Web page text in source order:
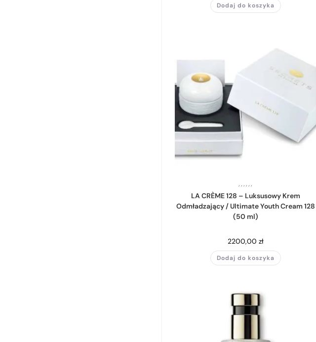
Dodaj do koszyka
,,,,,,
LA CRÈME 128 – Luksusowy Krem
Odmładzający / Ultimate Youth Cream 128
(50 ml)
2200,00zł
Dodaj do koszyka